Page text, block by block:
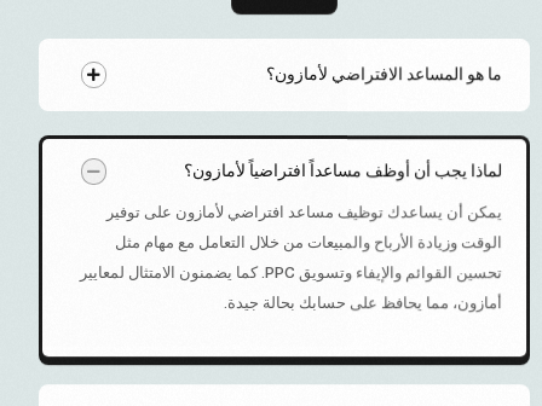
ما هو المساعد الافتراضي لأمازون؟
لماذا يجب أن أوظف مساعداً افتراضياً لأمازون؟
يمكن أن يساعدك توظيف مساعد افتراضي لأمازون على توفير
الوقت وزيادة الأرباح والمبيعات من خلال التعامل مع مهام مثل
تحسين القوائم والإيفاء وتسويق PPC. كما يضمنون الامتثال لمعايير
أمازون، مما يحافظ على حسابك بحالة جيدة.